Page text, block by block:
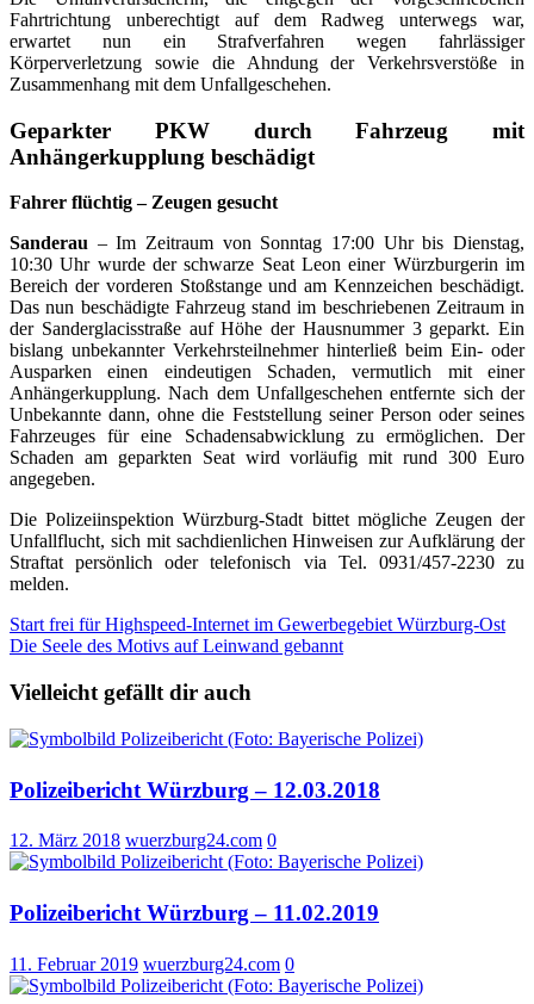
Fahrtrichtung unberechtigt auf dem Radweg unterwegs war,
erwartet nun ein Strafverfahren wegen fahrlässiger
Körperverletzung sowie die Ahndung der Verkehrsverstöße in
Zusammenhang mit dem Unfallgeschehen.
Geparkter PKW durch Fahrzeug mit
Anhängerkupplung beschädigt
Fahrer flüchtig – Zeugen gesucht
Sanderau – Im Zeitraum von Sonntag 17:00 Uhr bis Dienstag,
10:30 Uhr wurde der schwarze Seat Leon einer Würzburgerin im
Bereich der vorderen Stoßstange und am Kennzeichen beschädigt.
Das nun beschädigte Fahrzeug stand im beschriebenen Zeitraum in
der Sanderglacisstraße auf Höhe der Hausnummer 3 geparkt. Ein
bislang unbekannter Verkehrsteilnehmer hinterließ beim Ein- oder
Ausparken einen eindeutigen Schaden, vermutlich mit einer
Anhängerkupplung. Nach dem Unfallgeschehen entfernte sich der
Unbekannte dann, ohne die Feststellung seiner Person oder seines
Fahrzeuges für eine Schadensabwicklung zu ermöglichen. Der
Schaden am geparkten Seat wird vorläufig mit rund 300 Euro
angegeben.
Die Polizeiinspektion Würzburg-Stadt bittet mögliche Zeugen der
Unfallflucht, sich mit sachdienlichen Hinweisen zur Aufklärung der
Straftat persönlich oder telefonisch via Tel. 0931/457-2230 zu
melden.
Beitragsnavigation
Start frei für Highspeed-Internet im Gewerbegebiet Würzburg-Ost
Die Seele des Motivs auf Leinwand gebannt
Vielleicht gefällt dir auch
Polizeibericht Würzburg – 12.03.2018
12. März 2018 wuerzburg24.com 0
Polizeibericht Würzburg – 11.02.2019
11. Februar 2019 wuerzburg24.com 0